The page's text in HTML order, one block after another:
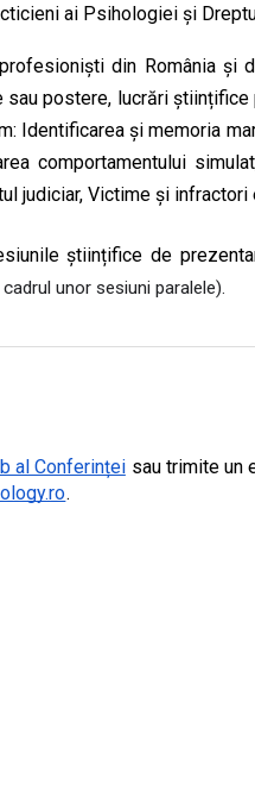
ai Psihologiei și
din România și
postere, lucrări
Identificarea și memoria
comportamentului
judiciar, Victime și infractori
științifice de
cadrul unor sesiuni paralele).
al Conferinței
.